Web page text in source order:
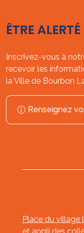
ÊTRE ALERTÉ
Inscrivez-vous à
recevoir les
la Ville de Bourbon
Renseignez
Place du village